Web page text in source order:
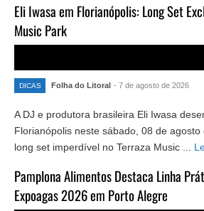
Eli Iwasa em Florianópolis: Long Set
Music Park
DICAS Folha do Litoral - 7 de agosto de 2026
A DJ e produtora brasileira Eli Iwasa
Florianópolis neste sábado, 08 de
long set imperdível no Terraza Music ...
Pamplona Alimentos Destaca Linha
Expoagas 2026 em Porto Alegre